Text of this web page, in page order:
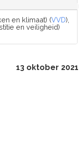
en klimaat) (VVD),
en veiligheid)
13 oktober 2021